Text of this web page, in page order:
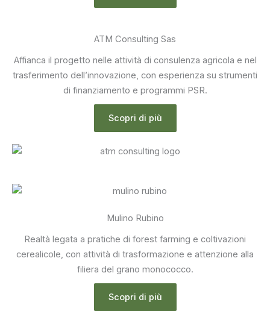
ATM Consulting Sas
Affianca il progetto nelle attività di consulenza agricola e nel
trasferimento dell’innovazione, con esperienza su strumenti
di finanziamento e programmi PSR.
Scopri di più
Mulino Rubino
Realtà legata a pratiche di forest farming e coltivazioni
cerealicole, con attività di trasformazione e attenzione alla
filiera del grano monococco.
Scopri di più